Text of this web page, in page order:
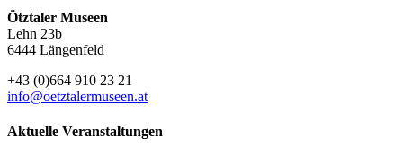
Ötztaler Museen
Lehn 23b
6444 Längenfeld
+43 (0)664 910 23 21
info@oetztalermuseen.at
Aktuelle Veranstaltungen